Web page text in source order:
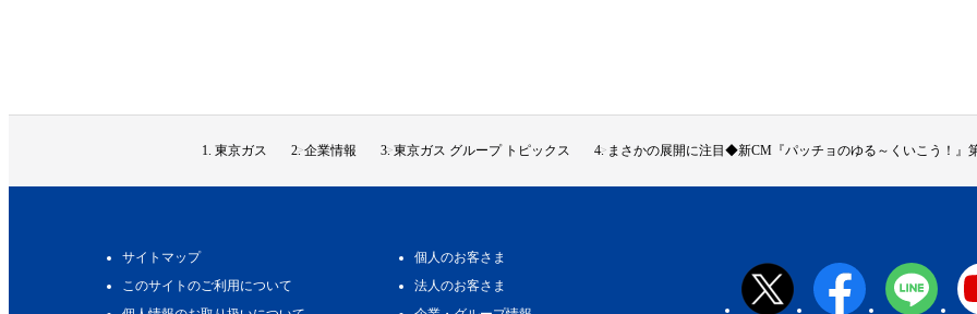
東京ガス 企業情報 東京ガス グループ トピックス まさかの展開に注目◆新CM『パッチョのゆる～くいこう！』
サイトマップ
このサイトのご利用について
個人のお客さま
法人のお客さま